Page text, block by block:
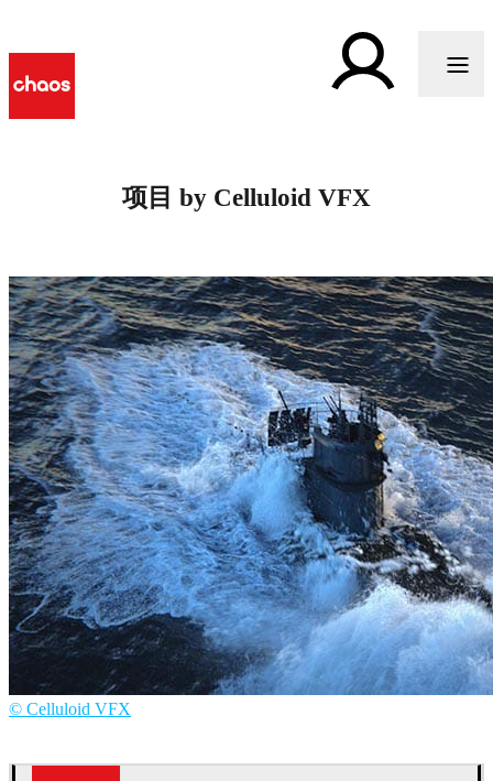
项目 by Celluloid VFX
© Celluloid VFX